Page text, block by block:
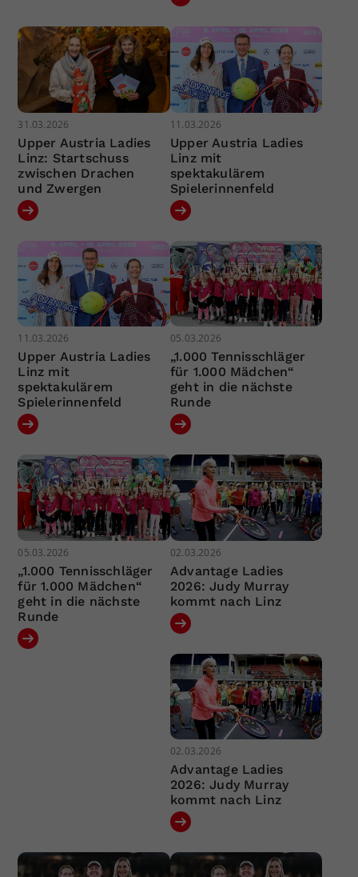
31.03.2026
Upper Austria Ladies
Linz: Startschuss
zwischen Drachen
und Zwergen
11.03.2026
Upper Austria Ladies
Linz mit
spektakulärem
Spielerinnenfeld
11.03.2026
Upper Austria Ladies
Linz mit
spektakulärem
Spielerinnenfeld
05.03.2026
„1.000 Tennisschläger
für 1.000 Mädchen“
geht in die nächste
Runde
05.03.2026
„1.000 Tennisschläger
für 1.000 Mädchen“
geht in die nächste
Runde
02.03.2026
Advantage Ladies
2026: Judy Murray
kommt nach Linz
02.03.2026
Advantage Ladies
2026: Judy Murray
kommt nach Linz